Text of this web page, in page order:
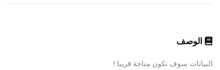
الوصف
البيانات سوف تكون متاحة قريبا !